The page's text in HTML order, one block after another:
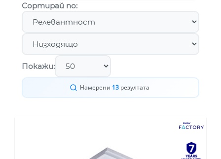
Сортирай по:
Покажи:
Намерени 13резултата